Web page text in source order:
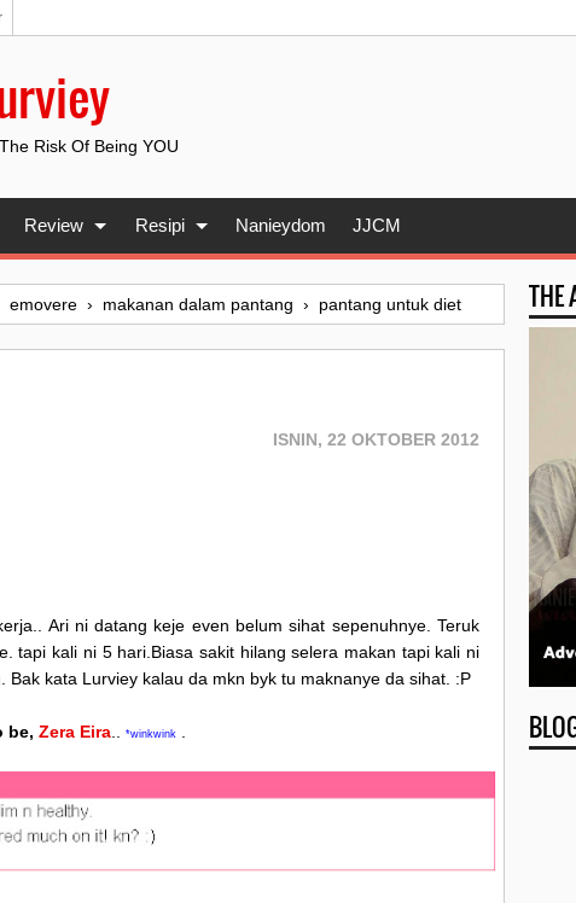
Risk Of Being YOU
Review Resipi Nanieydom JJCM
emovere › makanan dalam pantang › pantang untuk diet
ISNIN, 22 OKTOBER 2012
Ari ni datang keje even belum sihat sepenuhnye. Teruk
tapi kali ni 5 hari.Biasa sakit hilang selera makan tapi kali ni
Bak kata Lurviey kalau da mkn byk tu maknanye da sihat. :P
be, Zera Eira *winkwink
THE